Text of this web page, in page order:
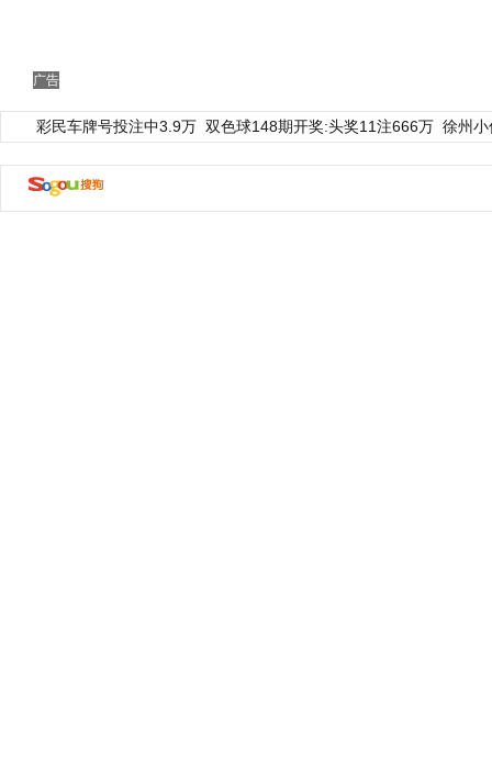
广告
彩民车牌号投注中3.9万 双色球148期开奖:头奖11注666万 徐州